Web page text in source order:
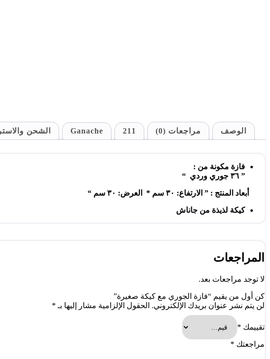
الوصف مراجعات (0) 211
Ganache الشحن
فازة مكونة من :
” ٣٦ جوري وردي “
أبعاد المنتج : ” الارتفاع: ٣٠ سم * العرض: ٣٠ سم “
كيكة لذيذة من جاناش
المراجعات
لا توجد مراجعات بعد.
كن أول من يقيم “فازة الجوري مع كيكة صغيرة”
لن يتم نشر عنوان بريدك الإلكتروني. الحقول الإلزامية مشار إليها بـ *
تقييمك *
مراجعتك *